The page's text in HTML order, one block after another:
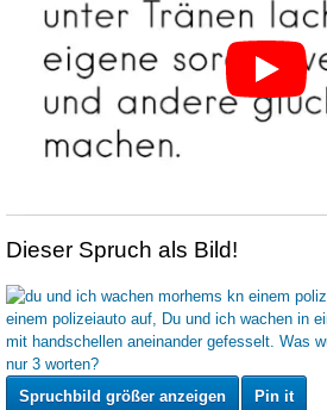
Dieser Spruch als Bild!
Spruchbild größer anzeigen Pin it